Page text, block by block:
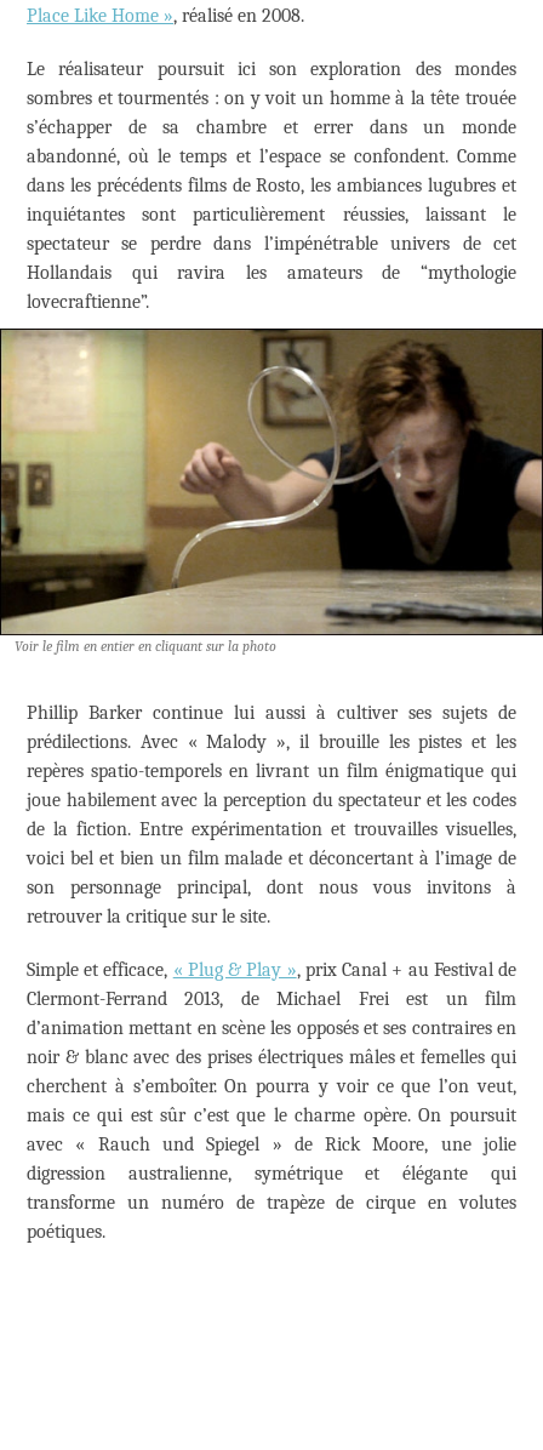
Place Like Home », réalisé en 2008.
Le réalisateur poursuit ici son exploration des mondes
sombres et tourmentés : on y voit un homme à la tête trouée
s’échapper de sa chambre et errer dans un monde
abandonné, où le temps et l’espace se confondent. Comme
dans les précédents films de Rosto, les ambiances lugubres et
inquiétantes sont particulièrement réussies, laissant le
spectateur se perdre dans l’impénétrable univers de cet
Hollandais qui ravira les amateurs de “mythologie
lovecraftienne”.
Voir le film en entier en cliquant sur la photo
Phillip Barker continue lui aussi à cultiver ses sujets de
prédilections. Avec « Malody », il brouille les pistes et les
repères spatio-temporels en livrant un film énigmatique qui
joue habilement avec la perception du spectateur et les codes
de la fiction. Entre expérimentation et trouvailles visuelles,
voici bel et bien un film malade et déconcertant à l’image de
son personnage principal, dont nous vous invitons à
retrouver la critique sur le site.
Simple et efficace, « Plug & Play », prix Canal + au Festival de
Clermont-Ferrand 2013, de Michael Frei est un film
d’animation mettant en scène les opposés et ses contraires en
noir & blanc avec des prises électriques mâles et femelles qui
cherchent à s’emboîter. On pourra y voir ce que l’on veut,
mais ce qui est sûr c’est que le charme opère. On poursuit
avec « Rauch und Spiegel » de Rick Moore, une jolie
digression australienne, symétrique et élégante qui
transforme un numéro de trapèze de cirque en volutes
poétiques.